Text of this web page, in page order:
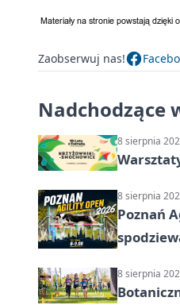
Zaobserwuj nas!
Nadchodzące
8 sierpnia
8 sierpnia
Poznań
8 sierpnia